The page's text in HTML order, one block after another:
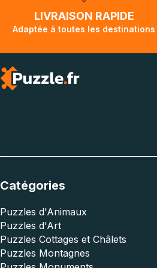
LIVRAISON RAPIDE
Adaptée à toutes les destinations
Catégories
Puzzles d'Animaux
Puzzles d'Art
Puzzles Cottages et Châlets
Puzzles Montagnes